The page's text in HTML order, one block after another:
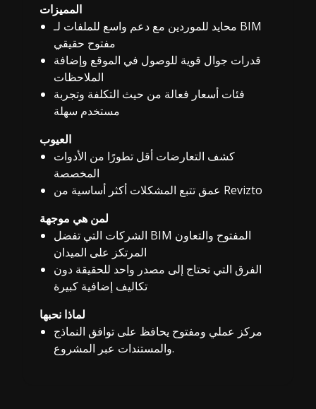
المميزات
محايد للموردين مع دعم واسع للملفات لـ BIM
مفتوح حقيقي
قدرات جوال قوية للوصول في الموقع وإضافة
الملاحظات
فئات أسعار فعالة من حيث التكلفة وتجربة
مستخدم سهلة
العيوب
كشف التعارضات أقل تطورًا من الأدوات
المخصصة
عمق تتبع المشكلات أكثر أساسية من Revizto
لمن هي موجهة
الشركات التي تفضل BIM المفتوح والتعاون
المرتكز على الميدان
الفرق التي تحتاج إلى مصدر واحد للحقيقة دون
تكاليف إضافية كبيرة
لماذا نحبها
مركز عملي ومفتوح يحافظ على توافق النماذج
والمستندات عبر المشروع.